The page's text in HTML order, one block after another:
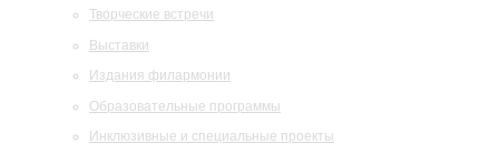
Творческие встречи
Выставки
Издания филармонии
Образовательные программы
Инклюзивные и специальные проекты